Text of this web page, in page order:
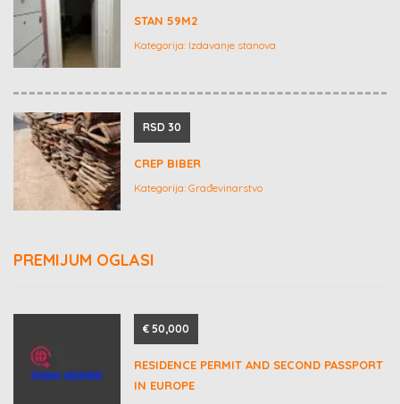
STAN 59M2
Kategorija: Izdavanje stanova
RSD 30
CREP BIBER
Kategorija: Građevinarstvo
PREMIJUM OGLASI
€ 50,000
RESIDENCE PERMIT AND SECOND PASSPORT
IN EUROPE